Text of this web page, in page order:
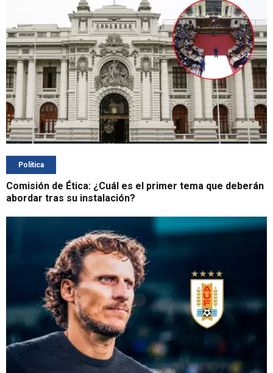
Política
Comisión de Ética: ¿Cuál es el primer tema que deberán
abordar tras su instalación?